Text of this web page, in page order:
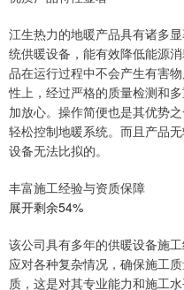
江生热力的地暖产品具有诸多
统供暖设备，能有效降低能源
品在运行过程中不会产生有害
性上，经过严格的质量检测和
加放心。操作简便也是其优势
轻松控制地暖系统。而且产品
设备无法比拟的。
丰富施工经验与资质保障
展开剩余54%
该公司具有多年的供暖设备施
应对各种复杂情况，确保施工
质，这是对其专业能力和施工